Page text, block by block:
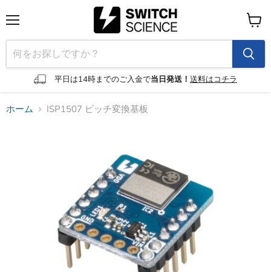
ニ
ュ
ー
平日は14時までのご入金で当日発送！ 送料はコチラ
カ
ー
ト
を
見
ホーム ISP1507 ピッチ変換基板